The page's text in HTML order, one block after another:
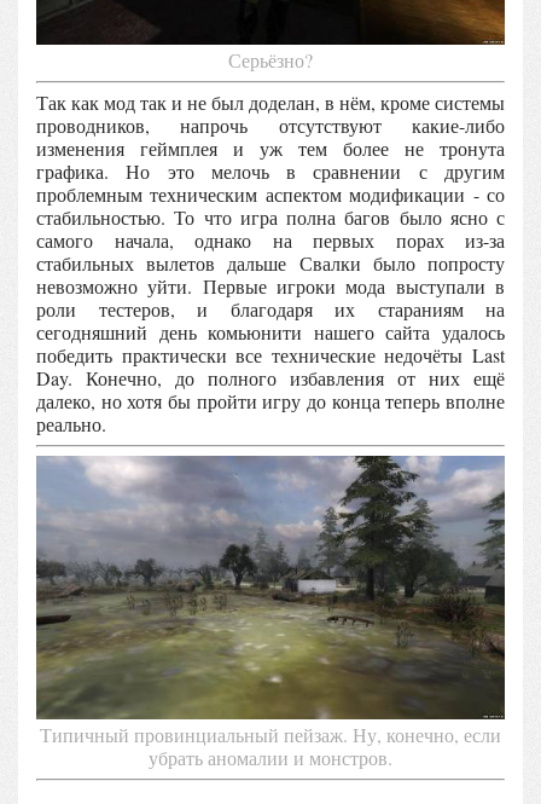
Серьёзно?
Так как мод так и не был доделан, в нём, кроме системы
проводников, напрочь отсутствуют какие-либо
изменения геймплея и уж тем более не тронута
графика. Но это мелочь в сравнении с другим
проблемным техническим аспектом модификации - со
стабильностью. То что игра полна багов было ясно с
самого начала, однако на первых порах из-за
стабильных вылетов дальше Свалки было попросту
невозможно уйти. Первые игроки мода выступали в
роли тестеров, и благодаря их стараниям на
сегодняшний день комьюнити нашего сайта удалось
победить практически все технические недочёты Last
Day. Конечно, до полного избавления от них ещё
далеко, но хотя бы пройти игру до конца теперь вполне
реально.
Типичный провинциальный пейзаж. Ну, конечно, если
убрать аномалии и монстров.